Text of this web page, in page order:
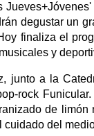
degustar un
finaliza el
y
junto a la
rock
de
del